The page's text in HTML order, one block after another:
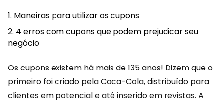
Maneiras para utilizar os cupons
4 erros com cupons que podem prejudicar seu
negócio
Os cupons existem há mais de 135 anos! Dizem que o
primeiro foi criado pela Coca-Cola, distribuído para
clientes em potencial e até inserido em revistas. A